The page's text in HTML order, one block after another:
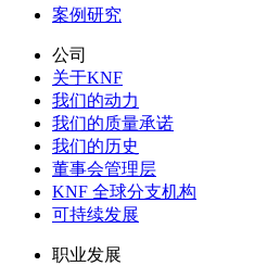
案例研究
公司
关于KNF
我们的动力
我们的质量承诺
我们的历史
董事会管理层
KNF 全球分支机构
可持续发展
职业发展